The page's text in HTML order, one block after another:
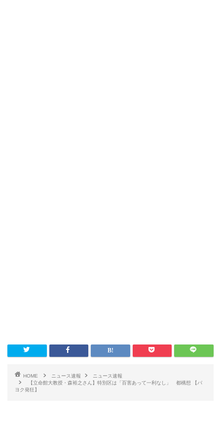
HOME ニュース速報
ニュース速報
【立命館大教授・森裕之さん】特別区は「百害あって一利なし」 都構想 【パ
ヨク発狂】